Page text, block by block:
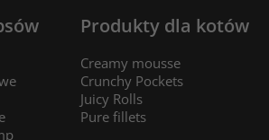
Produkty dla kotów
Creamy mousse
Crunchy Pockets
Juicy Rolls
Pure fillets